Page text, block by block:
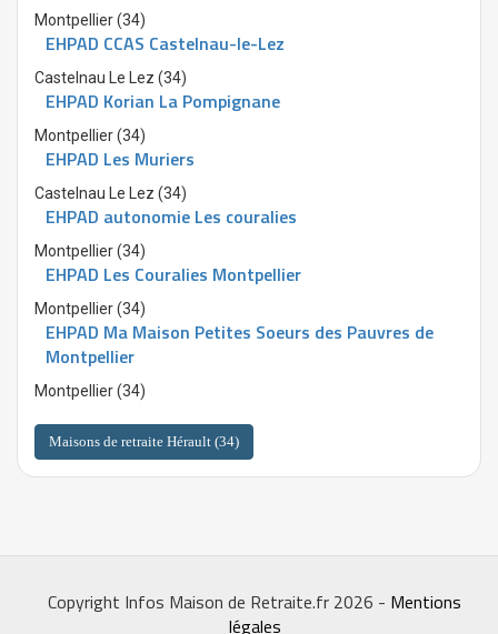
Montpellier (34)
EHPAD CCAS Castelnau-le-Lez
Castelnau Le Lez (34)
EHPAD Korian La Pompignane
Montpellier (34)
EHPAD Les Muriers
Castelnau Le Lez (34)
EHPAD autonomie Les couralies
Montpellier (34)
EHPAD Les Couralies Montpellier
Montpellier (34)
EHPAD Ma Maison Petites Soeurs des Pauvres de
Montpellier
Montpellier (34)
Maisons de retraite Hérault (34)
Copyright Infos Maison de Retraite.fr 2026 - Mentions
légales